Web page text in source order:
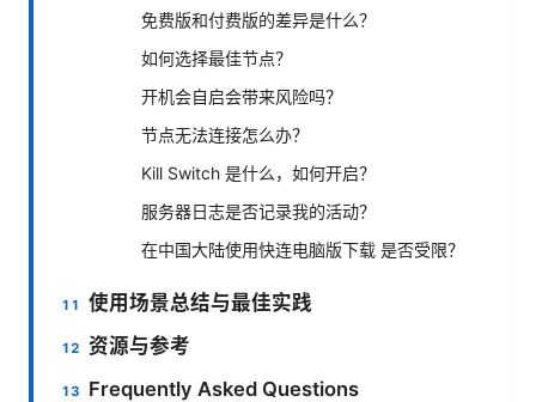
免费版和付费版的差异是什么？
如何选择最佳节点？
开机会自启会带来风险吗？
节点无法连接怎么办？
Kill Switch 是什么，如何开启？
服务器日志是否记录我的活动？
在中国大陆使用快连电脑版下载 是否受限？
使用场景总结与最佳实践
资源与参考
Frequently Asked Questions